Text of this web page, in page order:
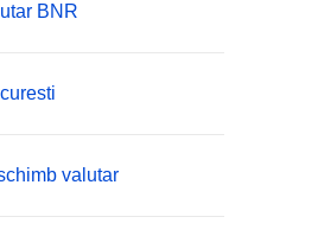
BNR
valutar